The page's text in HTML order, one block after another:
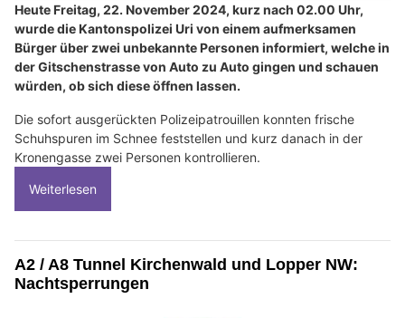
Heute Freitag, 22. November 2024, kurz nach 02.00 Uhr,
wurde die Kantonspolizei Uri von einem aufmerksamen
Bürger über zwei unbekannte Personen informiert, welche in
der Gitschenstrasse von Auto zu Auto gingen und schauen
würden, ob sich diese öffnen lassen.
Die sofort ausgerückten Polizeipatrouillen konnten frische
Schuhspuren im Schnee feststellen und kurz danach in der
Kronengasse zwei Personen kontrollieren.
Weiterlesen
A2 / A8 Tunnel Kirchenwald und Lopper NW:
Nachtsperrungen